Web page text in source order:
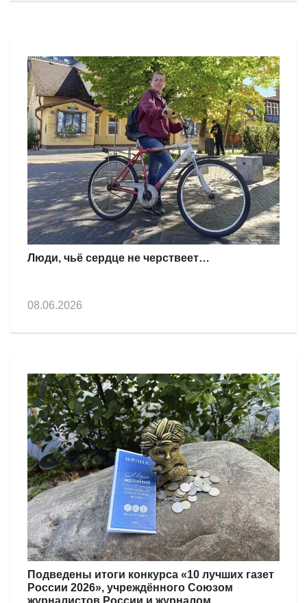
Люди, чьё сердце не черствеет…
08.06.2026
Подведены итоги конкурса «10 лучших газет
России 2026», учреждённого Союзом
журналистов России и журналом